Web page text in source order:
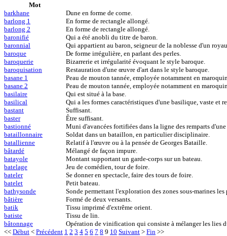
Mot
barkhane
Dune en forme de corne.
barlong 1
En forme de rectangle allongé.
barlong 2
En forme de rectangle allongé.
baronifié
Qui a été anobli du titre de baron.
baronnial
Qui appartient au baron, seigneur de la noblesse d'un
baroque
De forme irrégulière, en parlant des perles.
baroquerie
Bizarrerie et irrégularité évoquant le style baroque.
baroquisation
Restauration d'une œuvre d'art dans le style baroque.
basane 1
Peau de mouton tannée, employée notamment en
basane 2
Peau de mouton tannée, employée notamment en
basilaire
Qui est situé à la base.
basilical
Qui a les formes caractéristiques d'une basilique, vaste et
bastant
Suffisant.
baster
Être suffisant.
bastionné
Muni d'avancées fortifiées dans la ligne des remparts
bataillonnaire
Soldat dans un bataillon, en particulier disciplinaire.
batallienne
Relatif à l'œuvre ou à la pensée de Georges Bataille.
bâtardé
Mélangé de façon impure.
batayole
Montant supportant un garde-corps sur un bateau.
batelage
Jeu de comédien, tour de foire.
bateler
Se donner en spectacle, faire des tours de foire.
batelet
Petit bateau.
bathysonde
Sonde permettant l'exploration des zones sous-marines les
bâtière
Formé de deux versants.
batik
Tissu imprimé d'extrême orient.
batiste
Tissu de lin.
bâtonnage
Opération de vinification qui consiste à mélanger les lies
<< Début < Précédent 1 2 3 4 5 6 7 8 9 10 Suivant > Fin >>